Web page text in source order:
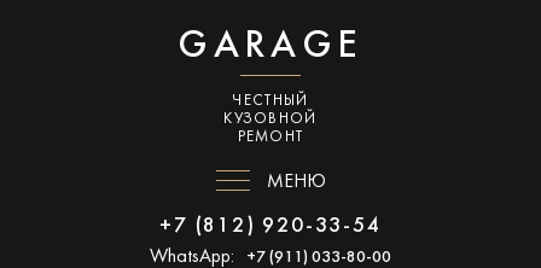
GARAGE
ЧЕСТНЫЙ
КУЗОВНОЙ
РЕМОНТ
МЕНЮ
+7 (812) 920-33-54
WhatsApp: +7 (911) 033-80-00